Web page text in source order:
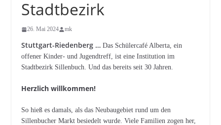
Stadtbezirk
26. Mai 2024 mk
Stuttgart-Riedenberg …Das Schülercafé Alberta, ein
offener Kinder- und Jugendtreff, ist eine Institution im
Stadtbezirk Sillenbuch. Und das bereits seit 30 Jahren.
Herzlich willkommen!
So hieß es damals, als das Neubaugebiet rund um den
Sillenbucher Markt besiedelt wurde. Viele Familien zogen her,